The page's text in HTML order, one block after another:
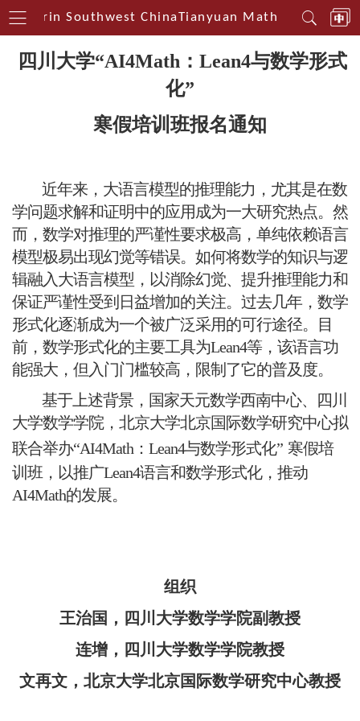
Southwest ChinaTianyuan Mathematical
四川大学“AI4Math：Lean4与数学形式
化”
寒假培训班报名通知
近年来，大语言模型的推理能力，尤其是在数
学问题求解和证明中的应用成为一大研究热点。然
而，数学对推理的严谨性要求极高，单纯依赖语言
模型极易出现幻觉等错误。如何将数学的知识与逻
辑融入大语言模型，以消除幻觉、提升推理能力和
保证严谨性受到日益增加的关注。过去几年，数学
形式化逐渐成为一个被广泛采用的可行途径。目
前，数学形式化的主要工具为Lean4等，该语言功
能强大，但入门门槛较高，限制了它的普及度。
基于上述背景，国家天元数学西南中心、四川
大学数学学院，北京大学北京国际数学研究中心拟
联合举办“AI4Math：Lean4与数学形式化” 寒假培
训班，以推广Lean4语言和数学形式化，推动
AI4Math的发展。
组织
王治国 ， 四川大学数学学院副教授
连增，四川大学数学学院教授
文再文，北京大学北京国际数学研究中心教授